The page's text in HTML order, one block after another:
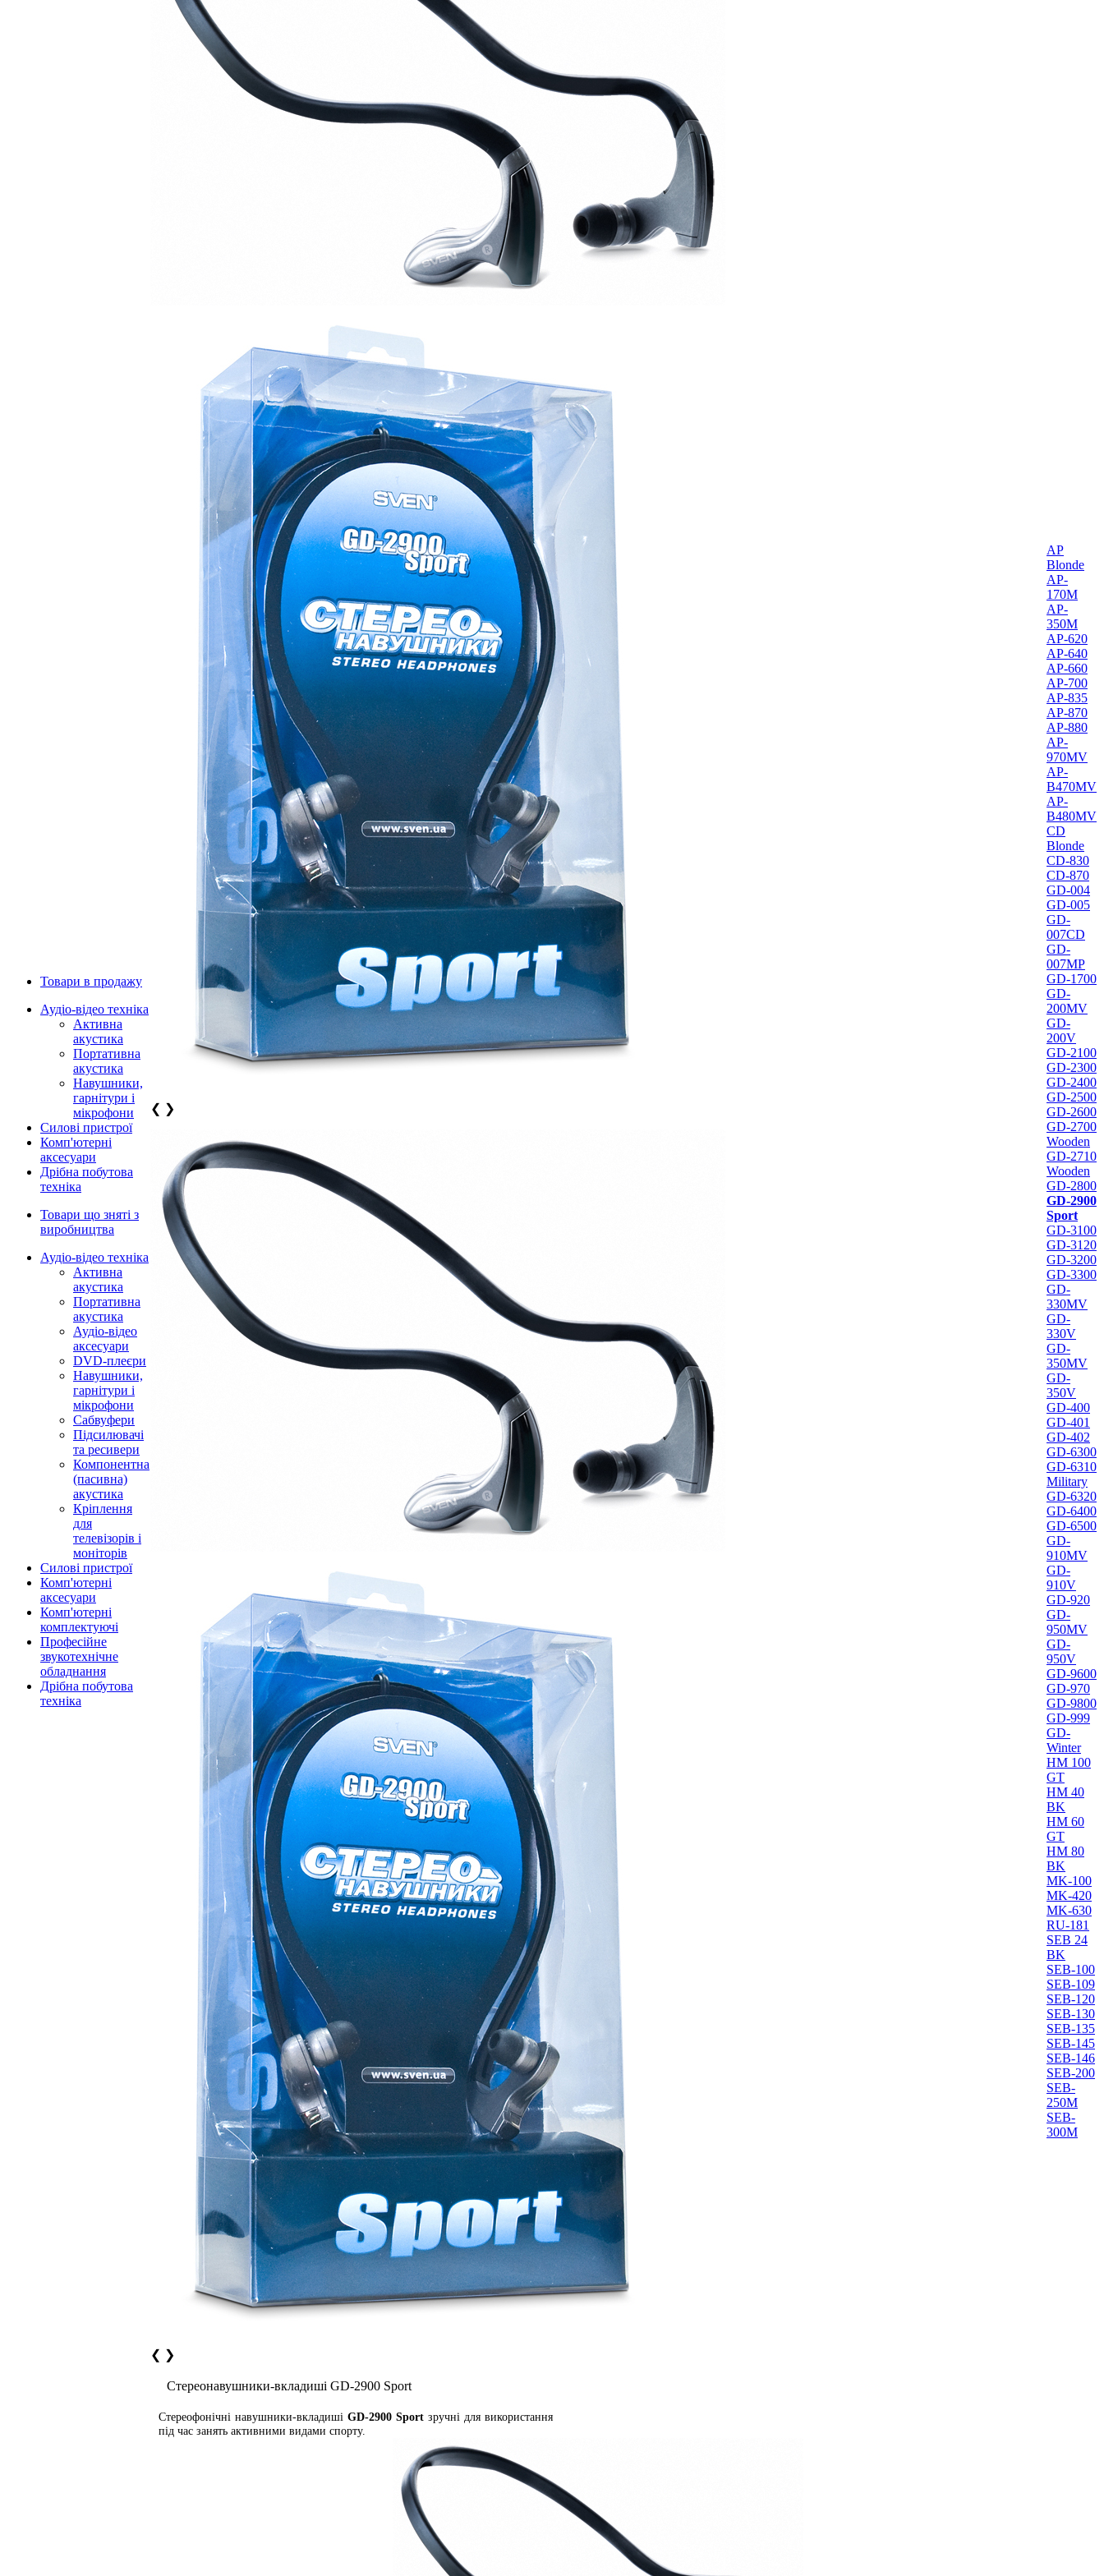
Товари в продажу
Аудіо-відео техніка
Активна
акустика
Портативна
акустика
Навушники,
гарнітури і
мікрофони
Силові пристрої
Комп'ютерні
аксесуари
Дрібна побутова
техніка
Товари що зняті з
виробництва
Аудіо-відео техніка
Активна
акустика
Портативна
акустика
Аудіо-відео
аксесуари
DVD-плеєри
Навушники,
гарнітури і
мікрофони
Сабвуфери
Підсилювачі
та ресивери
Компонентна
(пасивна)
акустика
Кріплення
для
телевізорів і
моніторів
Силові пристрої
Комп'ютерні
аксесуари
Комп'ютерні
комплектуючі
Професійне
звукотехнічне
обладнання
Дрібна побутова
техніка
❮ ❯
❮ ❯
Cтереонавушники-вкладиші GD-2900 Sport
Стереофонічні навушники-вкладиші GD-2900 Sport зручні для використання
під час занять активними видами спорту.
AP
Blonde
AP-
170M
AP-
350M
AP-620
AP-640
AP-660
AP-700
AP-835
AP-870
AP-880
AP-
970MV
AP-
B470MV
AP-
B480MV
CD
Blonde
CD-830
CD-870
GD-004
GD-005
GD-
007CD
GD-
007MP
GD-1700
GD-
200MV
GD-
200V
GD-2100
GD-2300
GD-2400
GD-2500
GD-2600
GD-2700
Wooden
GD-2710
Wooden
GD-2800
GD-2900
Sport
GD-3100
GD-3120
GD-3200
GD-3300
GD-
330MV
GD-
330V
GD-
350MV
GD-
350V
GD-400
GD-401
GD-402
GD-6300
GD-6310
Military
GD-6320
GD-6400
GD-6500
GD-
910MV
GD-
910V
GD-920
GD-
950MV
GD-
950V
GD-9600
GD-970
GD-9800
GD-999
GD-
Winter
HM 100
GT
HM 40
BK
HM 60
GT
HM 80
BK
MK-100
MK-420
MK-630
RU-181
SEB 24
BK
SEB-100
SEB-109
SEB-120
SEB-130
SEB-135
SEB-145
SEB-146
SEB-200
SEB-
250M
SEB-
300M